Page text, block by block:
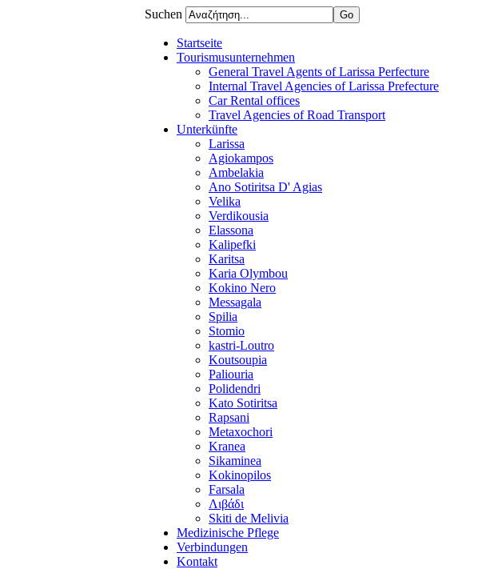
Suchen
Startseite
Tourismusunternehmen
General Travel Agents of Larissa Perfecture
Internal Travel Agencies of Larissa Prefecture
Car Rental offices
Travel Agencies of Road Transport
Unterkünfte
Larissa
Agiokampos
Ambelakia
Ano Sotiritsa D' Agias
Velika
Verdikousia
Elassona
Kalipefki
Karitsa
Karia Olymbou
Kokino Nero
Messagala
Spilia
Stomio
kastri-Loutro
Koutsoupia
Paliouria
Polidendri
Kato Sotiritsa
Rapsani
Metaxochori
Kranea
Sikaminea
Kokinopilos
Farsala
Λιβάδι
Skiti de Melivia
Medizinische Pflege
Verbindungen
Kontakt